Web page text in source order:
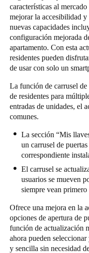
características al
mejorar la accesibilidad
nuevas capacidades
configuración mejorada
apartamento. Con esta
residentes pueden
de usar con solo un
La función de carrusel de
de residentes para
entradas de unidades, el
comunes.
La sección “Mis
un carrusel de
correspondiente
El carrusel se
usuarios se mueven
siempre vean primero
Ofrece una mejora en la
opciones de apertura de
función de actualización
ahora pueden
y sencilla sin necesidad